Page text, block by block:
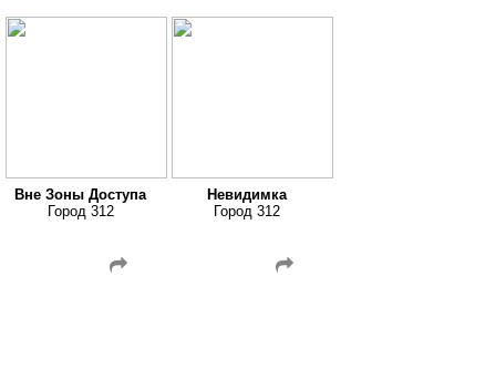
Вне Зоны Доступа
Город 312
Невидимка
Город 312